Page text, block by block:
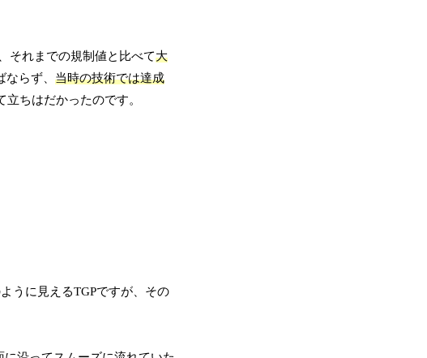
それまでの規制値と比べて大
らず、 当時の技術では達成
ちはだかったのです。
うに見えるTGPですが、その